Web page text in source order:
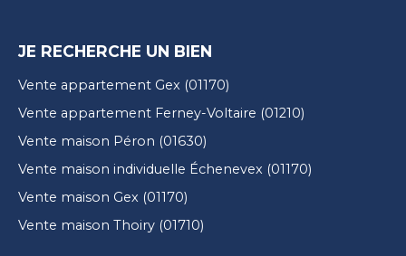
JE RECHERCHE UN BIEN
Vente appartement Gex (01170)
Vente appartement Ferney-Voltaire (01210)
Vente maison Péron (01630)
Vente maison individuelle Échenevex (01170)
Vente maison Gex (01170)
Vente maison Thoiry (01710)